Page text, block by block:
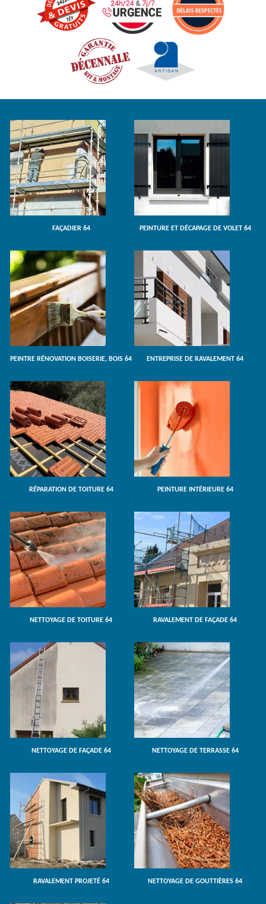
FAÇADIER 64 PEINTURE ET DÉCAPAGE DE VOLET 64
PEINTRE RÉNOVATION BOISERIE, BOIS 64 ENTREPRISE DE RAVALEMENT 64
RÉPARATION DE TOITURE 64 PEINTURE INTÉRIEURE 64
NETTOYAGE DE TOITURE 64 RAVALEMENT DE FAÇADE 64
NETTOYAGE DE FAÇADE 64 NETTOYAGE DE TERRASSE 64
RAVALEMENT PROJETÉ 64 NETTOYAGE DE GOUTTIÈRES 64